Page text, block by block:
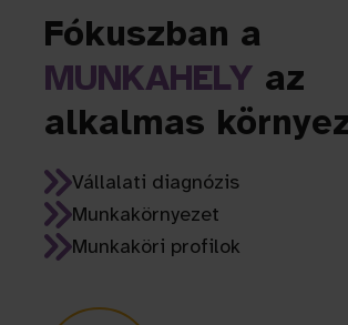
Fókuszban a
MUNKAHELY az
alkalmas
Vállalati diagnózis
Munkakörnyezet
Munkaköri profilok